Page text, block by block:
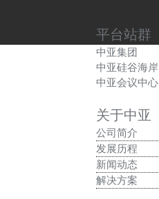
平台站群
中亚集团
中亚硅谷海岸
中亚会议中心
关于中亚
公司简介
发展历程
新闻动态
解决方案